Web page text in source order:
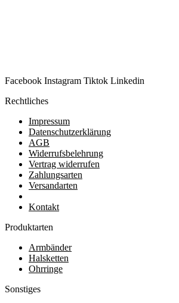
Facebook Instagram Tiktok Linkedin
Rechtliches
Impressum
Datenschutzerklärung
AGB
Widerrufsbelehrung
Vertrag widerrufen
Zahlungsarten
Versandarten
Kontakt
Produktarten
Armbänder
Halsketten
Ohrringe
Sonstiges